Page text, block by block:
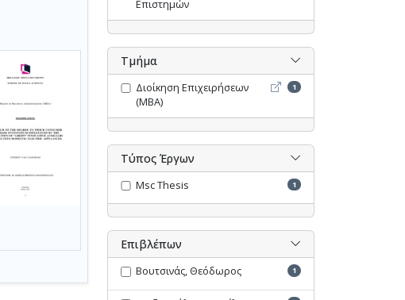
Επιστημών
Τμήμα
Διοίκηση Επιχειρήσεων
(MBA)
Διοίκηση Επιχειρήσεων
1
Τύπος Έργων
Msc Thesis 1
Επιβλέπων
Βουτσινάς, Θεόδωρος 1